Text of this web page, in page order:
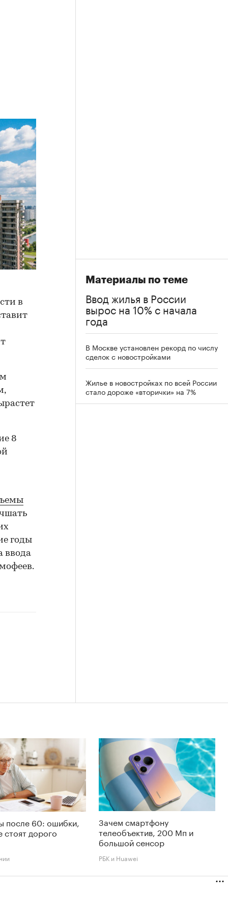
в
8
годы
ввода
Материалы по теме
Ввод жилья в России
вырос на 10% с начала
года
В Москве установлен рекорд по числу
сделок с новостройками
Жилье в новостройках по всей России
стало дороже «вторички» на 7%
после 60: ошибки,
стоят дорого
Зачем смартфону
телеобъектив, 200 Мп и
большой сенсор
РБК и Huawei